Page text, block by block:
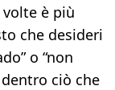
è più
che desideri
o “non
ciò che